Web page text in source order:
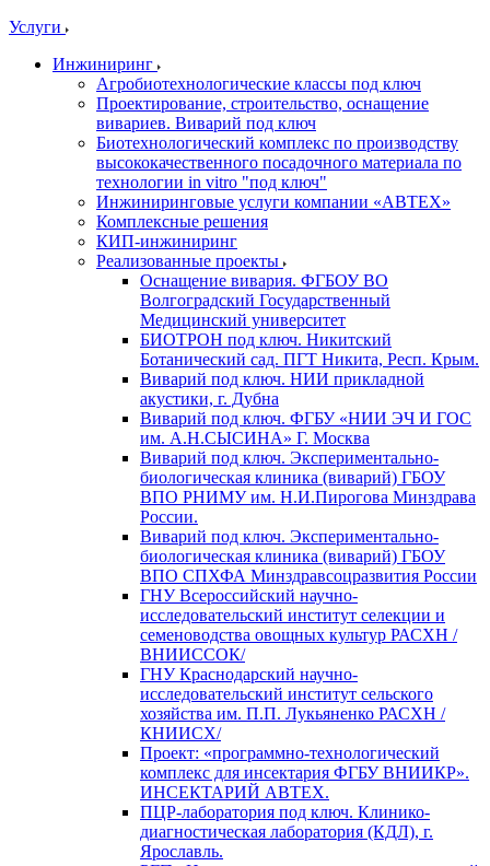
Услуги
Инжиниринг
Агробиотехнологические классы под ключ
Проектирование, строительство, оснащение
вивариев. Виварий под ключ
Биотехнологический комплекс по производству
высококачественного посадочного материала по
технологии in vitro "под ключ"
Инжиниринговые услуги компании «АВТЕХ»
Комплексные решения
КИП-инжиниринг
Реализованные проекты
Оснащение вивария. ФГБОУ ВО
Волгоградский Государственный
Медицинский университет
БИОТРОН под ключ. Никитский
Ботанический сад. ПГТ Никита, Респ. Крым.
Виварий под ключ. НИИ прикладной
акустики, г. Дубна
Виварий под ключ. ФГБУ «НИИ ЭЧ И ГОС
им. А.Н.СЫСИНА» Г. Москва
Виварий под ключ. Экспериментально-
биологическая клиника (виварий) ГБОУ
ВПО РНИМУ им. Н.И.Пирогова Минздрава
России.
Виварий под ключ. Экспериментально-
биологическая клиника (виварий) ГБОУ
ВПО СПХФА Минздравсоцразвития России
ГНУ Всероссийский научно-
исследовательский институт селекции и
семеноводства овощных культур РАСХН /
ВНИИССОК/
ГНУ Краснодарский научно-
исследовательский институт сельского
хозяйства им. П.П. Лукьяненко РАСХН /
КНИИСХ/
Проект: «программно-технологический
комплекс для инсектария ФГБУ ВНИИКР».
ИНСЕКТАРИЙ АВТЕХ.
ПЦР-лаборатория под ключ. Клинико-
диагностическая лаборатория (КДЛ), г.
Ярославль.